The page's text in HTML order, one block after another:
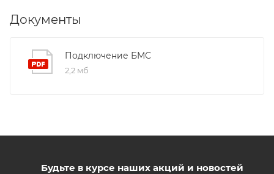
Документы
Подключение БМС
2,2 мб
Будьте в курсе наших акций и новостей